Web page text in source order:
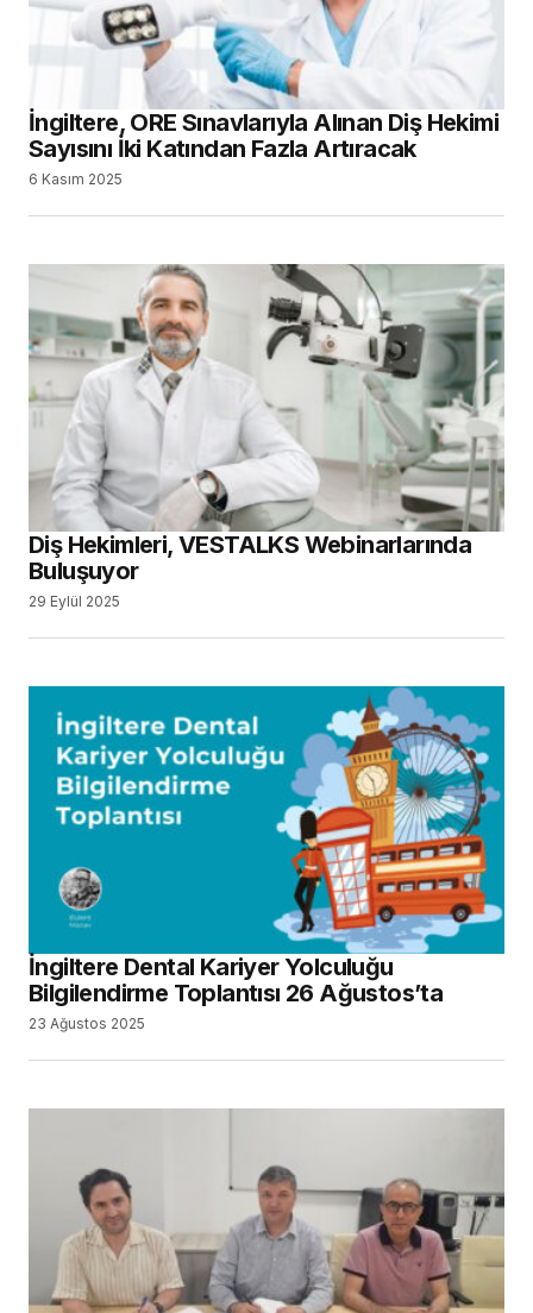
İngiltere, ORE Sınavlarıyla Alınan Diş Hekimi
Sayısını İki Katından Fazla Artıracak
6 Kasım 2025
Diş Hekimleri, VESTALKS Webinarlarında
Buluşuyor
29 Eylül 2025
İngiltere Dental Kariyer Yolculuğu
Bilgilendirme Toplantısı 26 Ağustos’ta
23 Ağustos 2025